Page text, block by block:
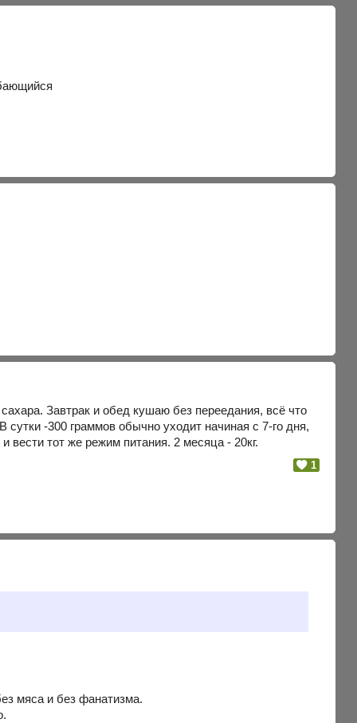
Завтрак и обед кушаю без переедания, всё что
-300 граммов обычно уходит начиная с 7-го дня,
вести тот же режим питания. 2 месяца - 20кг.
1
мяса и без фанатизма.